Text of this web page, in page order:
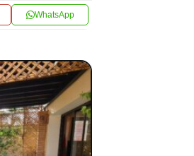
WhatsApp